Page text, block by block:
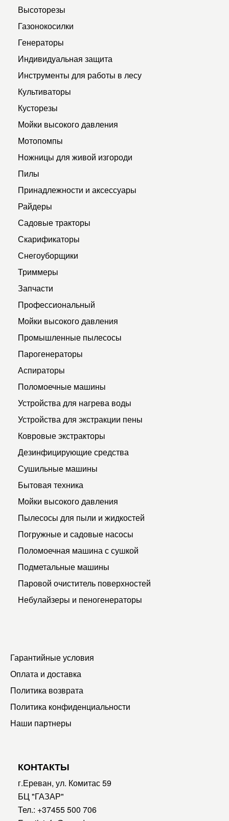
Высоторезы
Газонокосилки
Генераторы
Индивидуальная защита
Инструменты для работы в лесу
Культиваторы
Кусторезы
Мойки высокого давления
Мотопомпы
Ножницы для живой изгороди
Пилы
Принадлежности и аксессуары
Райдеры
Садовые тракторы
Скарификаторы
Снегоуборщики
Триммеры
Запчасти
Профессиональный
Мойки высокого давления
Промышленные пылесосы
Парогенераторы
Аспираторы
Поломоечные машины
Устройства для нагрева воды
Устройства для экстракции пены
Ковровые экстракторы
Дезинфицирующие средства
Сушильные машины
Бытовая техника
Мойки высокого давления
Пылесосы для пыли и жидкостей
Погружные и садовые насосы
Поломоечная машина с сушкой
Подметальные машины
Паровой очиститель поверхностей
Небулайзеры и пеногенераторы
Гарантийные условия
Оплата и доставка
Политика возврата
Политика конфиденциальности
Наши партнеры
КОНТАКТЫ
г.Ереван, ул. Комитас 59
БЦ "ГАЗАР"
Тел.: +37455 500 706